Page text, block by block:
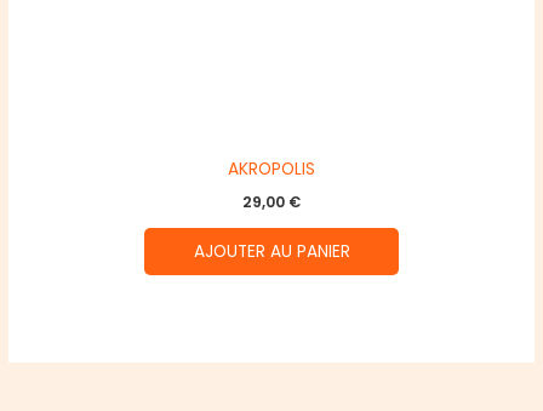
AKROPOLIS
29,00 €
AJOUTER AU PANIER